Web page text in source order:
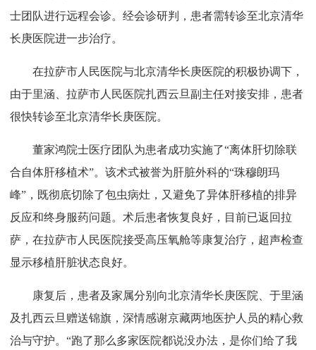
士团队进行远程会诊。经会诊研判，患者需转诊至北京清华
长庚医院进一步治疗。
在拉萨市人民医院与北京清华长庚医院的积极协调下，
由于里涵、拉萨市人民医院扎西云旦副主任对接安排，患者
很快转诊至北京清华长庚医院。
董家鸿院士医疗团队为患者成功实施了“离体肝切除联
合自体肝移植术”。该术式被誉为肝脏外科的“珠穆朗玛
峰”，既彻底切除了包虫病灶，又避免了异体肝移植的排异
反应和终身服药问题。术后患者恢复良好，目前已返回拉
萨，在拉萨市人民医院接受高压氧舱等康复治疗，超声检查
显示移植肝脏状态良好。
康复后，患者及家属分别向北京清华长庚医院、于里涵
及扎西云旦赠送锦旗，深情感谢京藏两地医护人员的精心救
治与守护。“跑了那么多家医院都说没办法，是你们给了我